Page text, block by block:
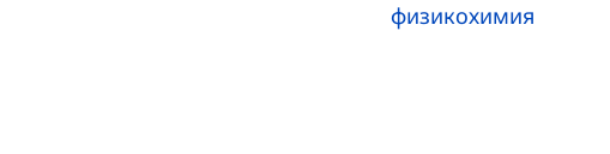
физикохимия